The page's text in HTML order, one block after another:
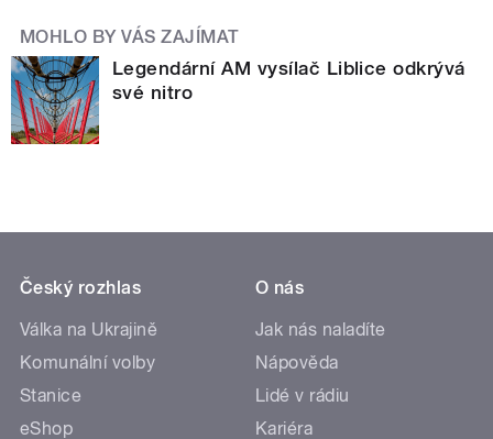
MOHLO BY VÁS ZAJÍMAT
Legendární AM vysílač Liblice odkrývá
své nitro
Český rozhlas
Válka na Ukrajině
Komunální volby
Stanice
eShop
O nás
Jak nás naladíte
Nápověda
Lidé v rádiu
Kariéra